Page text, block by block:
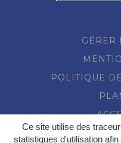
Ce site utilise des
statistiques d'utilisation
GÉRER
POLITIQUE